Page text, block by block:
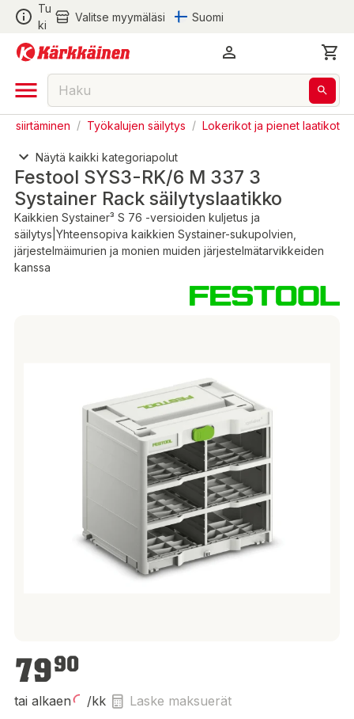
Tu
ki
Valitse myymäläsi Suomi
ja siirtäminen / Työkalujen säilytys / Lokerikot ja pienet laatikot
Näytä kaikki kategoriapolut
Festool SYS3-RK/6 M 337 3
Systainer Rack säilytyslaatikko
Kaikkien Systainer³ S 76 -versioiden kuljetus ja
säilytys|Yhteensopiva kaikkien Systainer-sukupolvien,
järjestelmäimurien ja monien muiden järjestelmätarvikkeiden
kanssa
7990
tai alkaen /kk
Laske maksuerät